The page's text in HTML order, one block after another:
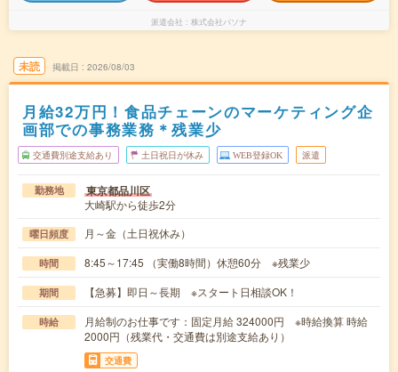
派遣会社 株式会社パソナ
未読 掲載日 2026/08/03
月給32万円！食品チェーンのマーケティング企
画部での事務業務＊残業少
交通費別途支給あり 土日祝日が休み WEB登録OK 派遣
勤務地 東京都品川区
大崎駅から徒歩2分
曜日頻度 月～金（土日祝休み）
時間 8:45～17:45 （実働8時間）休憩60分 ※残業少
期間 【急募】即日～長期 ※スタート日相談OK！
時給
月給制のお仕事です：固定月給 324000円 ※時給換算 時給
2000円（残業代・交通費は別途支給あり）
交通費